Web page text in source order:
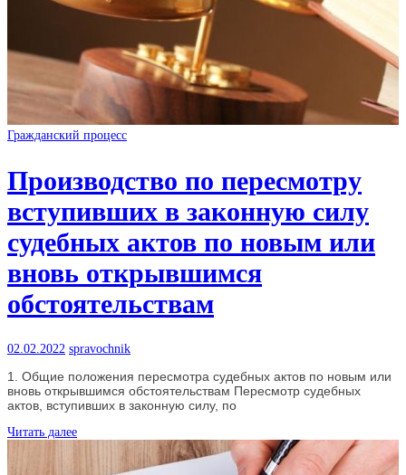
Гражданский процесс
Производство по пересмотру
вступивших в законную силу
судебных актов по новым или
вновь открывшимся
обстоятельствам
02.02.2022 spravochnik
1. Общие положения пересмотра судебных актов по новым или
вновь открывшимся обстоятельствам Пересмотр судебных
актов, вступивших в законную силу, по
Читать далее